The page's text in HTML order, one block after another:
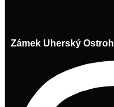
Zámek Uherský Ostroh